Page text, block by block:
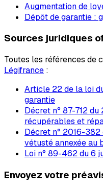
Augmentation de
Dépôt de garantie :
Sources juridiques
Toutes les références de
Légifrance :
Article 22 de la loi
garantie
Décret n° 87-712
récupérables et
Décret n° 2016-
vétusté annexée au
Loi n° 89-462 du 6
Envoyez votre